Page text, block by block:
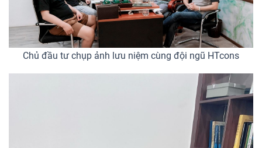
Chủ đầu tư chụp ảnh lưu niệm cùng đội ngũ HTcons